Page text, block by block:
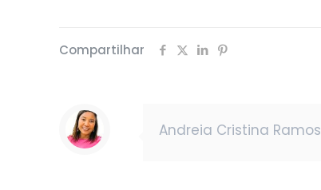
Compartilhar
Andreia Cristina Ramos